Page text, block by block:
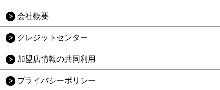
会社概要
クレジットセンター
加盟店情報の共同利用
プライバシーポリシー